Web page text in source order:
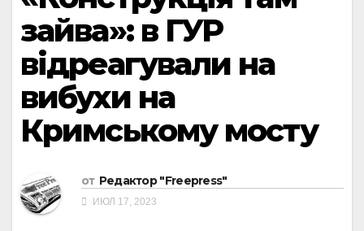
зайва»: в ГУР
відреагували на
вибухи на
Кримському мосту
от Редактор "Freepress"
ИЮЛ 17, 2023